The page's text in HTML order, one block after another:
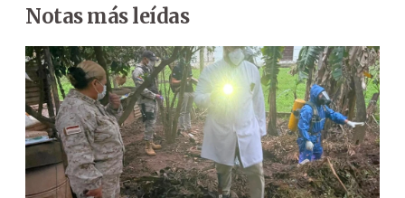
Notas más leídas